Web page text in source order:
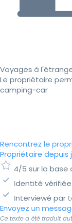
Voyages à
Le propriétaire
camping-car
Rencontrez le
Propriétaire depuis
4/5 sur la base
Identité vérifiée
Interviewé par
Envoyez un
Ce texte a été traduit